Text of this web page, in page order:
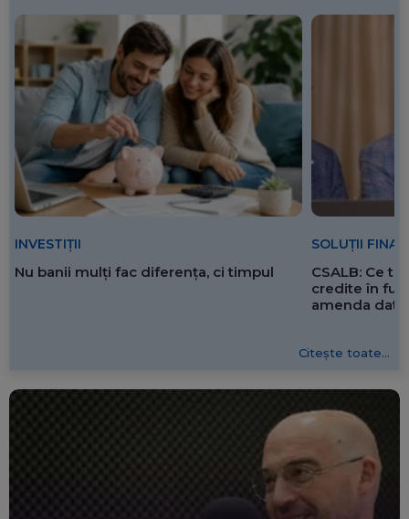
INVESTIȚII
Nu banii mulți fac diferența, ci timpul
SOLUȚII
CSALB: Ce
credite în
amenda
Citește toate...